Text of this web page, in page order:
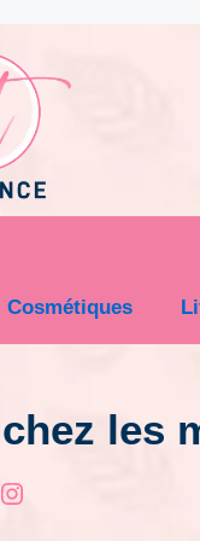
Cosmétiques
les
Instagram